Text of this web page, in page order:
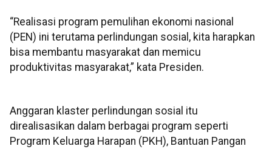
“Realisasi program pemulihan ekonomi nasional
(PEN) ini terutama perlindungan sosial, kita harapkan
bisa membantu masyarakat dan memicu
produktivitas masyarakat,” kata Presiden.
Anggaran klaster perlindungan sosial itu
direalisasikan dalam berbagai program seperti
Program Keluarga Harapan (PKH), Bantuan Pangan